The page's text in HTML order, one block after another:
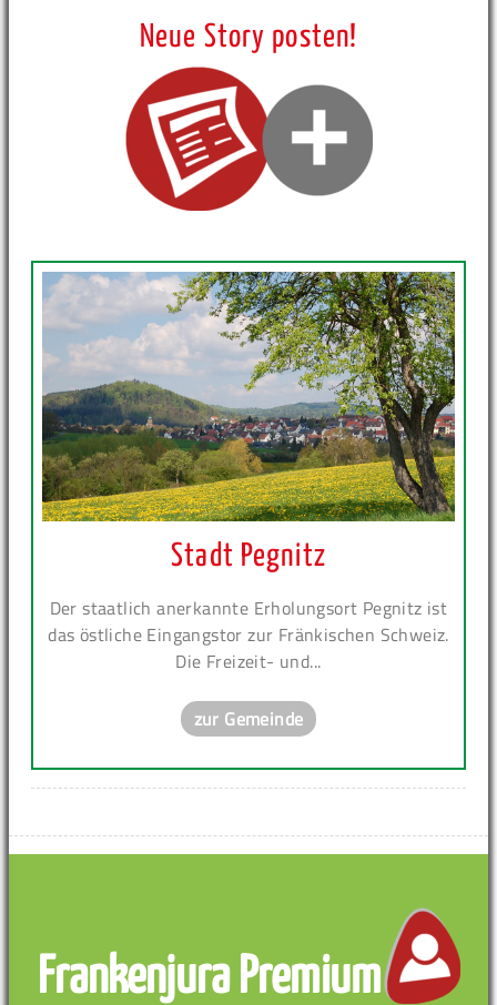
Neue Story posten!
Stadt Pegnitz
Der staatlich anerkannte Erholungsort Pegnitz ist
das östliche Eingangstor zur Fränkischen Schweiz.
Die Freizeit- und...
zur Gemeinde
Frankenjura Premium